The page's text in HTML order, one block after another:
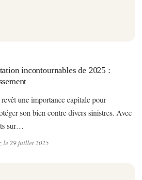
incontournables de 2025 :
une importance capitale pour
son bien contre divers sinistres. Avec
sur…
le 29 juillet 2025